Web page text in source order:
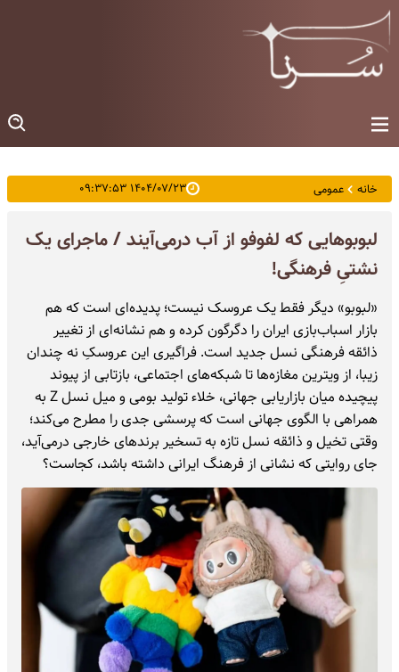
خانه عمومی ۱۴۰۴/۰۷/۲۳ ۰۹:۳۷:۵۳
لبوبوهایی که لفوفو از آب درمی‌آیند / ماجرای یک
نشتیِ فرهنگی!
«لبوبو» دیگر فقط یک عروسک نیست؛ پدیده‌ای است که هم
بازار اسباب‌بازی ایران را دگرگون کرده و هم نشانه‌ای از تغییر
ذائقه فرهنگی نسل جدید است. فراگیری این عروسکِ نه چندان
زیبا، از ویترین مغازه‌ها تا شبکه‌های اجتماعی، بازتابی از پیوند
پیچیده میان بازاریابی جهانی، خلاء تولید بومی و میل نسل Z به
همراهی با الگوی جهانی است که پرسشی جدی را مطرح می‌کند؛
وقتی تخیل و ذائقه نسل تازه به تسخیر برندهای خارجی درمی‌آید،
جای روایتی که نشانی از فرهنگ ایرانی داشته باشد، کجاست؟